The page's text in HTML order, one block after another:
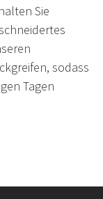
Sie
sodass
Tagen